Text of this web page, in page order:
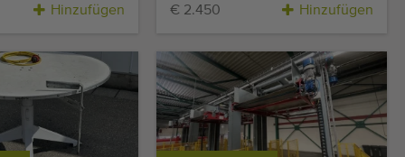
Hinzufügen € 2.450 Hinzufügen